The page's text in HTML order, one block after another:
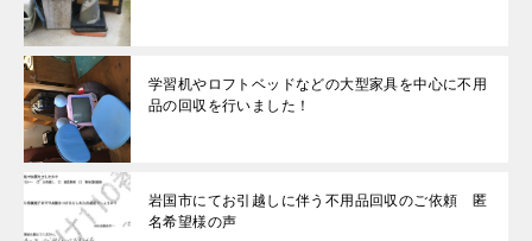
学習机やロフトベッドなどの大型家具を中心に不用
品の回収を行いました！
岩国市にてお引越しに伴う不用品回収のご依頼 匿
名希望様の声